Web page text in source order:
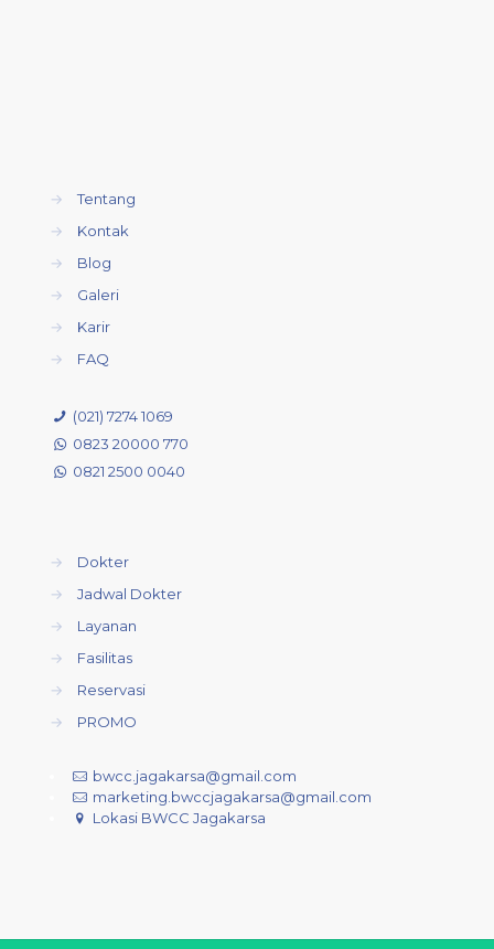
→
Tentang
→
Kontak
→
Blog
→
Galeri
→
Karir
→
FAQ
(021) 7274 1069
0823 20000 770
0821 2500 0040
→
Dokter
→
Jadwal Dokter
→
Layanan
→
Fasilitas
→
Reservasi
→
PROMO
bwcc.jagakarsa@gmail.com
marketing.bwccjagakarsa@gmail.com
Lokasi BWCC Jagakarsa